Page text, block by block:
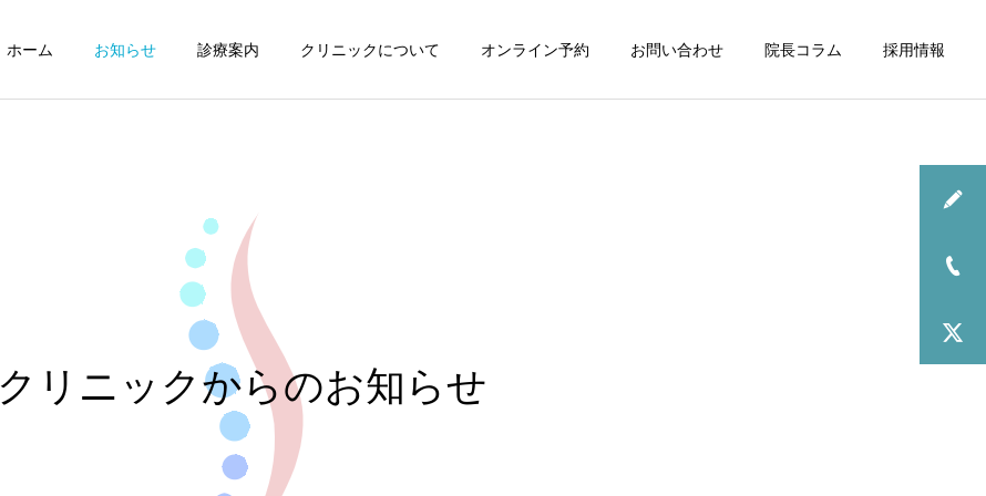
ホーム お知らせ 診療案内 クリニックについて オンライン予約 お問い合わせ 院長コラム 採用情報
2026年7月の診療について
台風接近に伴う午前の臨時
休診と午後の診療に関する
お知らせ
クリニックからのお知らせ